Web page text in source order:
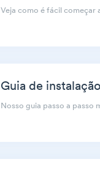
Veja como é fácil começar
Guia de
Nosso guia passo a passo